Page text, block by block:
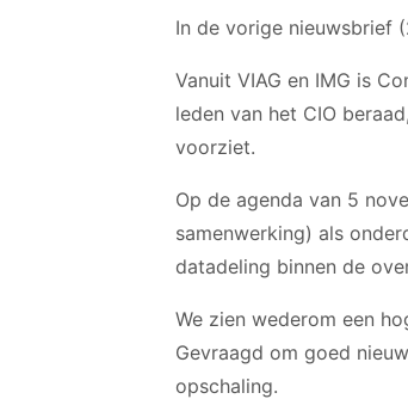
In de vorige nieuwsbrief
Vanuit VIAG en IMG is
leden van het CIO
voorziet.
Op de agenda van 5
samenwerking) als
datadeling binnen de
We zien wederom een
Gevraagd om goed
opschaling.